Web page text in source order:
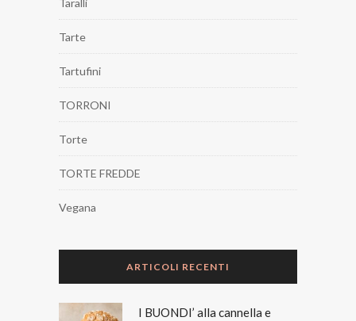
Tarte
Tartufini
TORRONI
Torte
TORTE FREDDE
Vegana
ARTICOLI RECENTI
I BUONDI’ alla cannella e